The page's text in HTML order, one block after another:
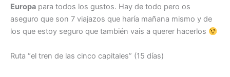
Europa para todos los gustos. Hay de todo pero os
aseguro que son 7 viajazos que haría mañana mismo y de
los que estoy seguro que también vais a querer hacerlos
Ruta “el tren de las cinco capitales” (15 días)